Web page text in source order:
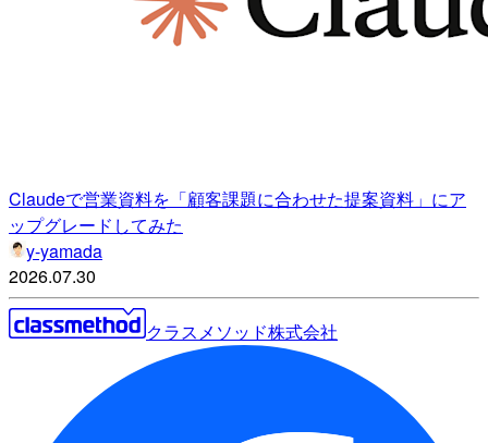
Claudeで営業資料を「顧客課題に合わせた提案資料」にア
ップグレードしてみた
y-yamada
2026.07.30
クラスメソッド株式会社